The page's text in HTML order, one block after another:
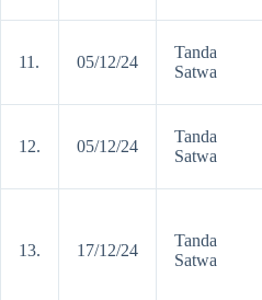
11. 05/12/24
Tanda
Satwa
12. 05/12/24
Tanda
Satwa
13. 17/12/24
Tanda
Satwa